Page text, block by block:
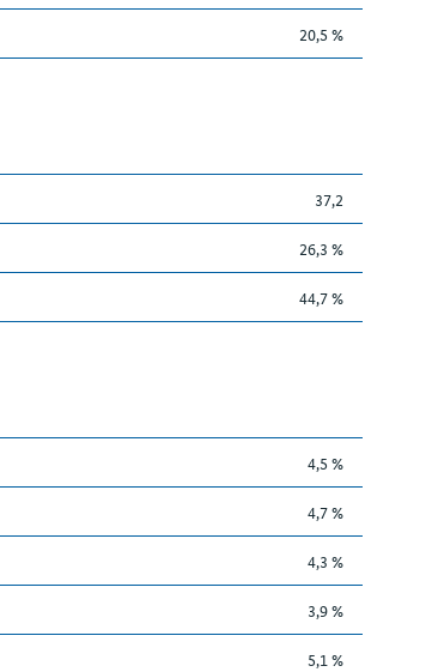
20,5 %
37,2
26,3 %
44,7 %
4,5 %
4,7 %
4,3 %
3,9 %
5,1 %